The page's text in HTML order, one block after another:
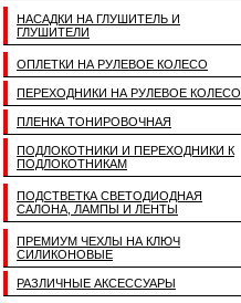
НАСАДКИ НА ГЛУШИТЕЛЬ И
ГЛУШИТЕЛИ
ОПЛЕТКИ НА РУЛЕВОЕ КОЛЕСО
ПЕРЕХОДНИКИ НА РУЛЕВОЕ КОЛЕСО
ПЛЕНКА ТОНИРОВОЧНАЯ
ПОДЛОКОТНИКИ И ПЕРЕХОДНИКИ К
ПОДЛОКОТНИКАМ
ПОДСТВЕТКА СВЕТОДИОДНАЯ
САЛОНА, ЛАМПЫ И ЛЕНТЫ
ПРЕМИУМ ЧЕХЛЫ НА КЛЮЧ
СИЛИКОНОВЫЕ
РАЗЛИЧНЫЕ АКСЕССУАРЫ